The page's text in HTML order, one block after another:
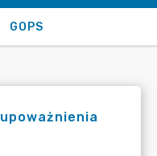
GOPS
upoważnienia